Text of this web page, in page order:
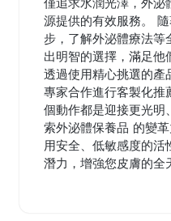
源提供的有效服務。
步，了解外泌體療法等
出明智的選擇，滿足
透過使用精心挑選的產
專家合作進行客製化推
個動作都是迎接更光
索外泌體保養品 的變
用安全、低敏感度的活
潛力，增強您皮膚的全